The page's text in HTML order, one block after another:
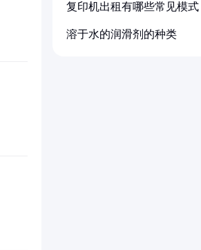
复印机出租有哪些常见模式
溶于水的润滑剂的种类